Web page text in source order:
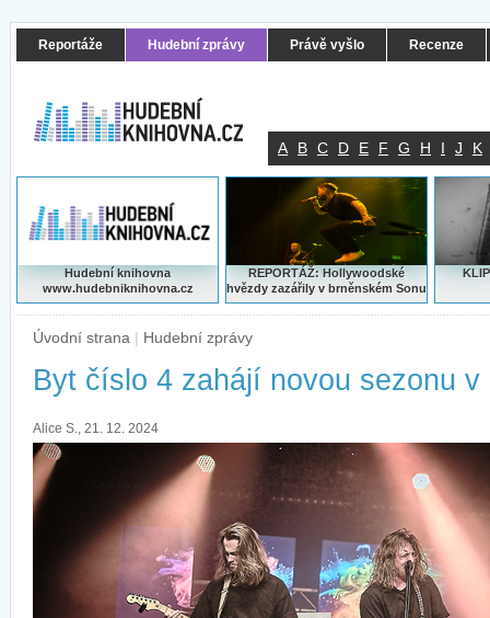
Reportáže Hudební zprávy Právě vyšlo Recenze
A B C D E F G H I J K
Hudební knihovna
www.hudebniknihovna.cz
REPORTÁŽ: Hollywoodské
hvězdy zazářily v brněnském Sonu
Úvodní strana | Hudební zprávy
Byt číslo 4 zahájí novou sezonu v
Alice S., 21. 12. 2024